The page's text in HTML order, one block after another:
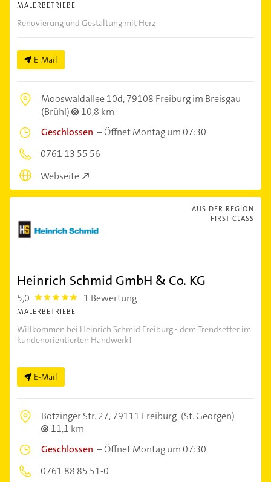
MALERBETRIEBE
Renovierung und Gestaltung mit Herz
E-Mail
Mooswaldallee 10d,79108 Freiburg im Breisgau
(Brühl)
10,8 km
Geschlossen –Öffnet Montag um 07:30
0761 13 55 56
Webseite
AUS DER REGION
FIRST CLASS
Heinrich Schmid GmbH & Co. KG
5,0 5.0 1 Bewertung
MALERBETRIEBE
Willkommen bei Heinrich Schmid Freiburg - dem Trendsetter im
kundenorientierten Handwerk!
E-Mail
Bötzinger Str. 27,79111 Freiburg (St. Georgen)
11,1 km
Geschlossen –Öffnet Montag um 07:30
0761 88 85 51-0